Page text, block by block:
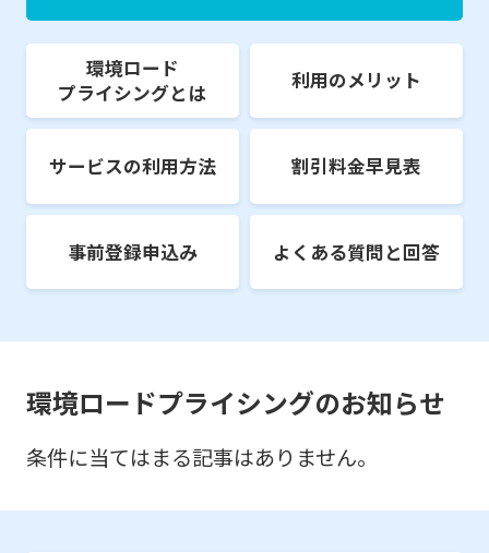
環境ロード
プライシングとは
利用のメリット
サービスの利用方法 割引料金早見表
事前登録申込み よくある質問と回答
環境ロードプライシングのお知らせ
条件に当てはまる記事はありません。